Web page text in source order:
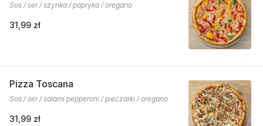
Sos / ser / szynka / papryka / oregano
31,99 zł
Pizza Toscana
Sos / ser / salami pepperoni / pieczarki / oregano
31,99 zł